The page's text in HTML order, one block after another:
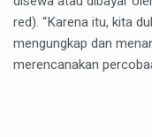
red). “Karena itu, kita
mengungkap dan
merencanakan